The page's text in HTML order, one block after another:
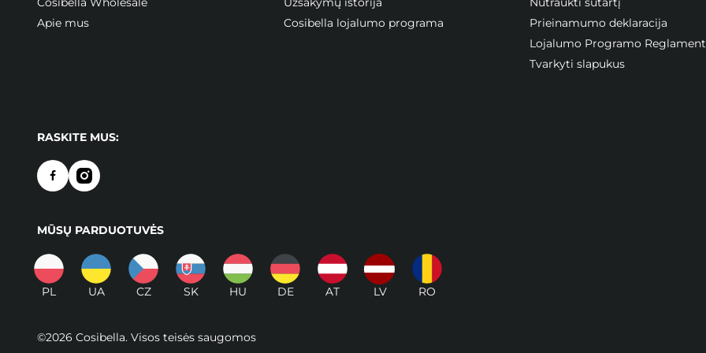
Apie mus
Cosibella lojalumo programa
Prieinamumo deklaracija
Lojalumo Programo
Tvarkyti slapukus
RASKITE MUS:
MŪSŲ PARDUOTUVĖS
PL UA CZ SK HU DE AT LV RO
©2026 Cosibella. Visos teisės saugomos